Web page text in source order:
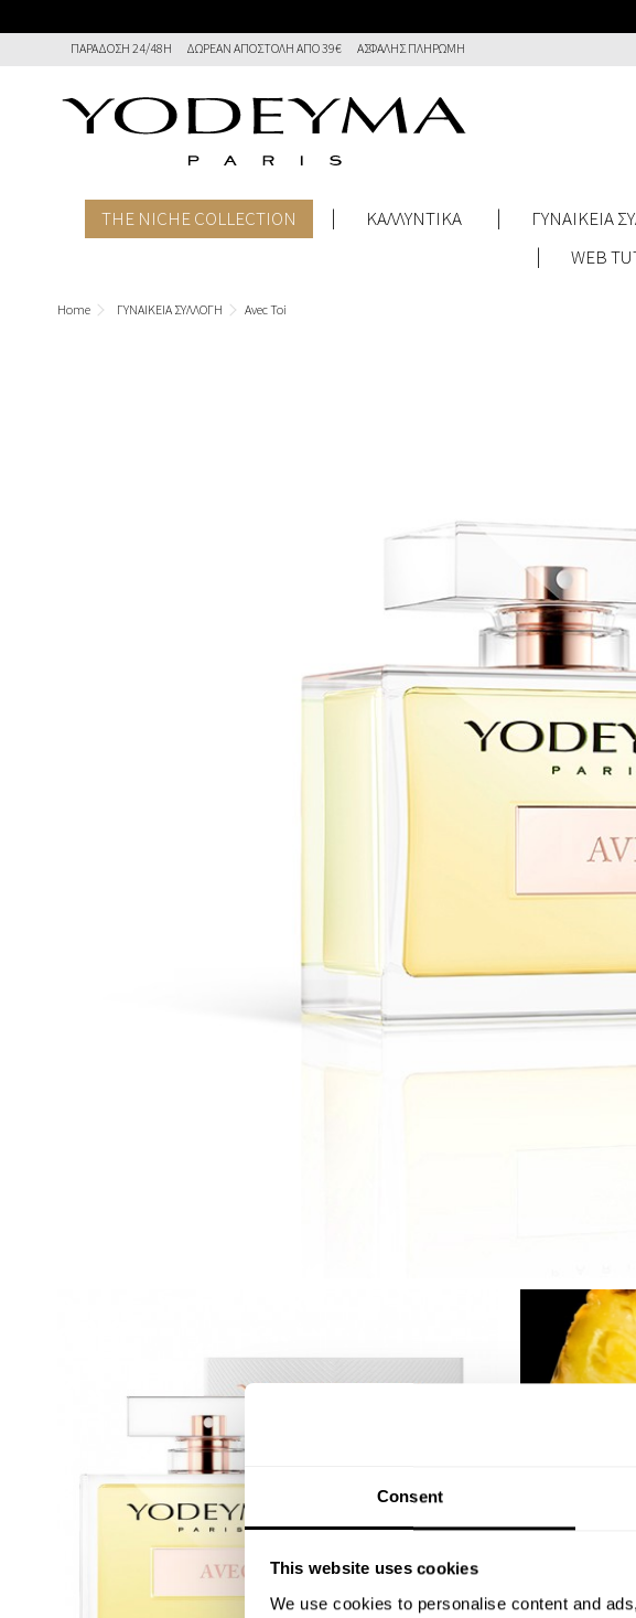
Consent
This website uses cookies
We use cookies to personalise content and
ΠΑΡΆΔΟΣΗ 24/48Η ΔΩΡΕΑΝ ΑΠΟΣΤΟΛΉ ΑΠΌ 39€ ΑΣΦΑΛΉΣ ΠΛΗΡΩΜΉ
THE NICHE COLLECTION ΚΑΛΛΥΝΤΙΚΑ ΓΥΝΑΙΚΕΙΑ
WEB
Home ΓΥΝΑΙΚΕΙΑ ΣΥΛΛΟΓΗ Avec Toi